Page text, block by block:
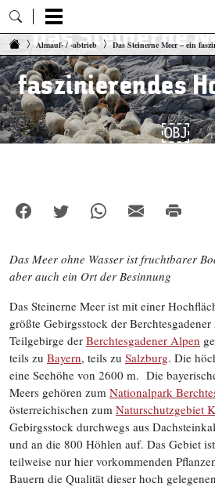
Zum Inhalt springen
Almauf- / -abtrieb Das Steinerne Meer – ein
Das Steinerne
faszinierendes
￼
Das Meer ohne Wasser ist fruchtbarer
aber auch ein Ort der Besinnung
Das Steinerne Meer ist mit einer
größte Gebirgsstock der
Teilgebirge der Berchtesgadener Alpen
teils zu Bayern, teils zu Salzburg. Die
eine Seehöhe von 2600 m. Die
Meers gehören zum Nationalpark
österreichischen zum Naturschutzgebiet
Gebirgsstock durchwegs aus
und an die 800 Höhlen auf. Das Gebiet
teilweise nur hier vorkommenden
Bauern die Qualität dieser hoch